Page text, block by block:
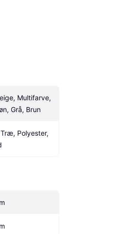
Multifarve,
Grå, Brun
Polyester,